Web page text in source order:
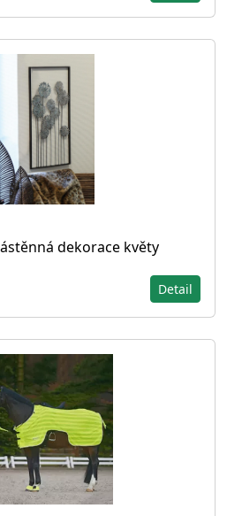
dekorace květy
Detail